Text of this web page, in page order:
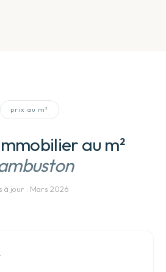
prix au m²
au m²
à jour : Mars 2026